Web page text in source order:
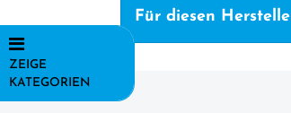
ZEIGE
KATEGORIEN
EUR
Für diesen